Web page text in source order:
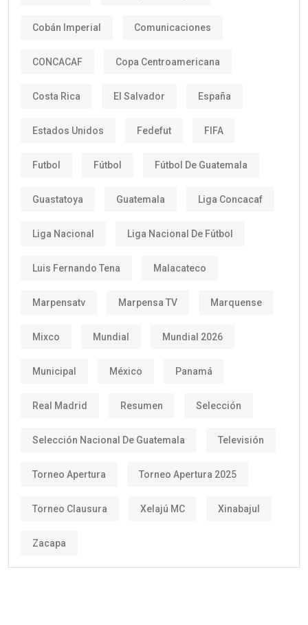
Cobán Imperial Comunicaciones
CONCACAF Copa Centroamericana
Costa Rica El Salvador España
Estados Unidos Fedefut FIFA
Futbol Fútbol Fútbol De Guatemala
Guastatoya Guatemala Liga Concacaf
Liga Nacional Liga Nacional De Fútbol
Luis Fernando Tena Malacateco
Marpensatv Marpensa TV Marquense
Mixco Mundial Mundial 2026
Municipal México Panamá
Real Madrid Resumen Selección
Selección Nacional De Guatemala Televisión
Torneo Apertura Torneo Apertura 2025
Torneo Clausura Xelajú MC Xinabajul
Zacapa